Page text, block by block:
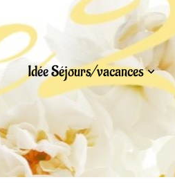
Idée Séjours/vacances